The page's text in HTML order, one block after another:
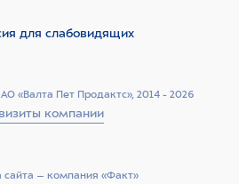
«Валта Пет Продактс», 2014 - 2026
компании
для слабовидящих
сайта –­ компания «Факт»